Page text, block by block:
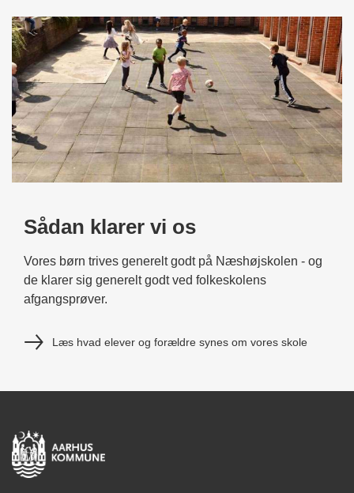
Sådan klarer vi os
Vores børn trives generelt godt på Næshøjskolen - og
de klarer sig generelt godt ved folkeskolens
afgangsprøver.
Læs hvad elever og forældre synes om vores skole